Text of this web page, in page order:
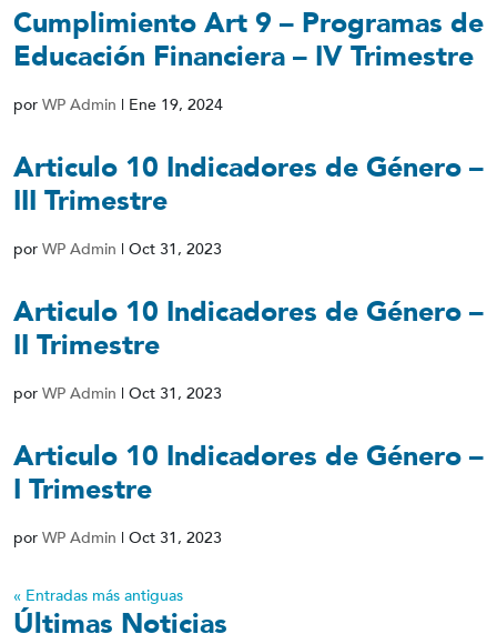
Cumplimiento Art 9 – Programas de
Educación Financiera – IV Trimestre
por WP Admin | Ene 19, 2024
Articulo 10 Indicadores de Género –
III Trimestre
por WP Admin | Oct 31, 2023
Articulo 10 Indicadores de Género –
II Trimestre
por WP Admin | Oct 31, 2023
Articulo 10 Indicadores de Género –
I Trimestre
por WP Admin | Oct 31, 2023
« Entradas más antiguas
Últimas Noticias